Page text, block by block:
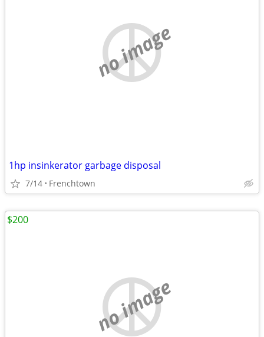
no image
1hp insinkerator garbage disposal
7/14 Frenchtown
no image
$200